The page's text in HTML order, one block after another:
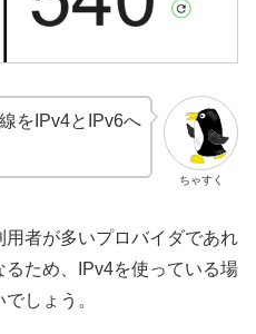
ちゃすく
をIPv4とIPv6へ
用者が多いプロバイダであれ
ため、IPv4を使っている場
しょう。